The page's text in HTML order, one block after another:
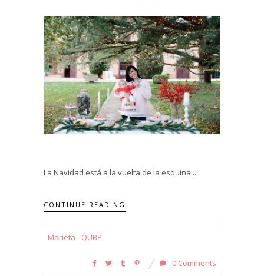
La Navidad está a la vuelta de la esquina...
CONTINUE READING
Marieta - QUBP
0 Comments